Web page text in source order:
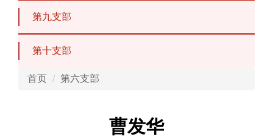
第九支部
第十支部
首页 第六支部
曹发华